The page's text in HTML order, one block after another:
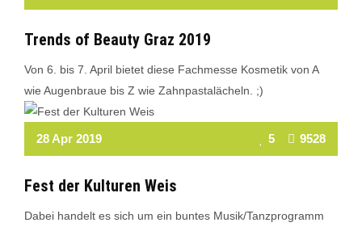
Trends of Beauty Graz 2019
Von 6. bis 7. April bietet diese Fachmesse Kosmetik von A
wie Augenbraue bis Z wie Zahnpastalächeln. ;)
28 Apr 2019 5 9528
Fest der Kulturen Weis
Dabei handelt es sich um ein buntes Musik/Tanzprogramm